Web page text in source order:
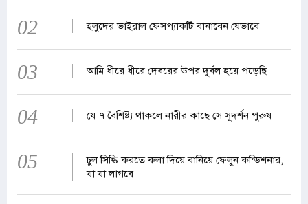
02 হলুদের ভাইরাল ফেসপ্যাকটি বানাবেন যেভাবে
03 আমি ধীরে ধীরে দেবরের উপর দুর্বল হয়ে পড়েছি
04 যে ৭ বৈশিষ্ট্য থাকলে নারীর কাছে সে সুদর্শন পুরুষ
05
চুল সিল্কি করতে কলা দিয়ে বানিয়ে ফেলুন কন্ডিশনার,
যা যা লাগবে